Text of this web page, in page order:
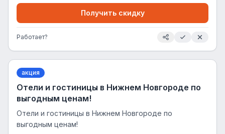
Получить скидку
Работает?
акция
Отели и гостиницы в Нижнем Новгороде по
выгодным ценам!
Отели и гостиницы в Нижнем Новгороде по
выгодным ценам!